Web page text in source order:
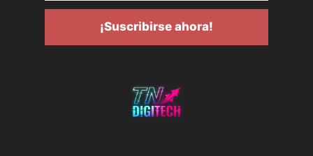
¡Suscribirse ahora!